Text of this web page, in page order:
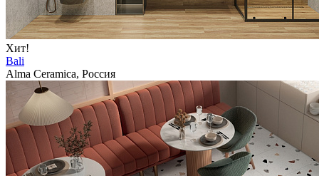
Хит!
Bali
Alma Ceramica, Россия